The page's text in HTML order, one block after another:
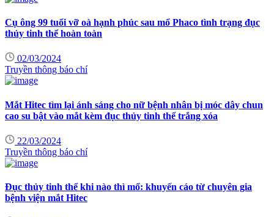
Cụ ông 99 tuổi vỡ oà hạnh phúc sau mổ Phaco tình trạng đục
thủy tinh thể hoàn toàn
02/03/2024
Truyền thông báo chí
Mắt Hitec tìm lại ánh sáng cho nữ bệnh nhân bị móc dây chun
cao su bật vào mắt kèm đục thủy tinh thể trắng xóa
22/03/2024
Truyền thông báo chí
Đục thủy tinh thể khi nào thì mổ: khuyến cáo từ chuyên gia
bệnh viện mắt Hitec